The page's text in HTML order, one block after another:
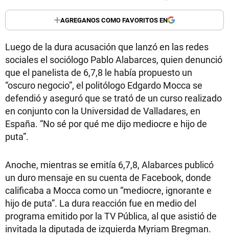
AGREGANOS COMO FAVORITOS EN
Luego de la dura acusación que lanzó en las redes
sociales el sociólogo Pablo Alabarces, quien denunció
que el panelista de 6,7,8 le había propuesto un
“oscuro negocio”, el politólogo Edgardo Mocca se
defendió y aseguró que se trató de un curso realizado
en conjunto con la Universidad de Valladares, en
España. “No sé por qué me dijo mediocre e hijo de
puta”.
Anoche, mientras se emitía 6,7,8, Alabarces publicó
un duro mensaje en su cuenta de Facebook, donde
calificaba a Mocca como un “mediocre, ignorante e
hijo de puta”. La dura reacción fue en medio del
programa emitido por la TV Pública, al que asistió de
invitada la diputada de izquierda Myriam Bregman.